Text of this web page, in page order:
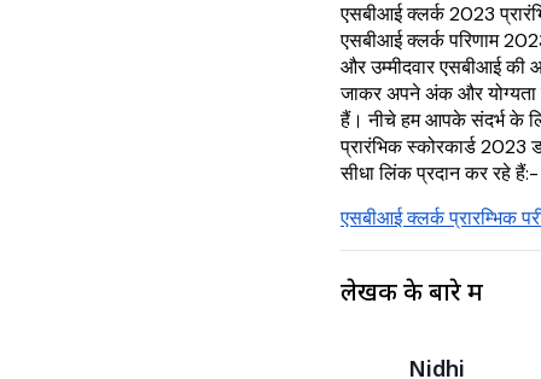
एसबीआई क्लर्क 2023
एसबीआई क्लर्क परिणाम
और उम्मीदवार एसबीआई की
जाकर अपने अंक और
हैं। नीचे हम आपके संदर्भ के
प्रारंभिक स्कोरकार्ड
सीधा लिंक प्रदान कर रहे हैं:-
एसबीआई क्लर्क प्रारम्भिक
लेखक के बारे में
Nidhi